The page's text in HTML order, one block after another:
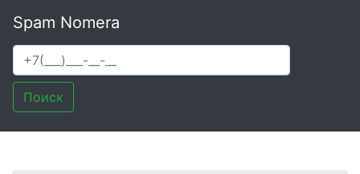
Spam Nomera
Поиск